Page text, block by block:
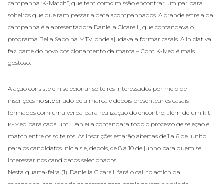
campanha ‘K-Match”, que tem como missão encontrar um par para
solteiros que queiram passar a data acompanhados. A grande estrela da
campanha é a apresentadora Daniella Cicarelli, que comandava o
programa Beija Sapo na MTV, onde ajudava a formar casais. A iniciativa
faz parte do novo posicionamento da marca – Com K-Med é mais
gostoso.
A ação consiste em selecionar solteiros interessados por meio de
inscrições no site criado pela marca e depois presentear os casais
formados com uma verba para realização do encontro, além de um kit
K-Med para cada um. Daniella comandará todo o processo de seleção e
match entre os solteiros. As inscrições estarão abertas de 1 a 6 de junho
para os candidatos iniciais e, depois, de 8 a 10 de junho para quem se
interessar nos candidatos selecionados.
Nesta quarta-feira (1), Daniella Cicarelli fará o call to action da